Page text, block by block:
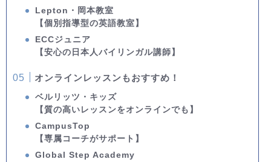
Lepton・岡本教室
【個別指導型の英語教室】
ECCジュニア
【安心の日本人バイリンガル講師】
オンラインレッスンもおすすめ！
ベルリッツ・キッズ
【質の高いレッスンをオンラインでも】
CampusTop
【専属コーチがサポート】
Global Step Academy